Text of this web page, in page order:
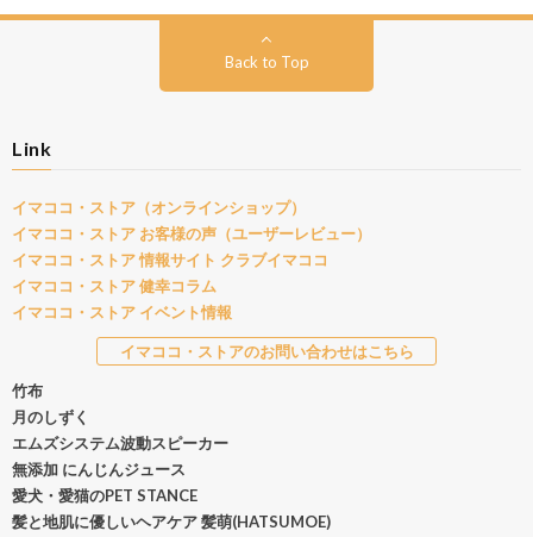
Back to Top
Link
イマココ・ストア（オンラインショップ）
イマココ・ストア お客様の声（ユーザーレビュー）
イマココ・ストア 情報サイト クラブイマココ
イマココ・ストア 健幸コラム
イマココ・ストア イベント情報
イマココ・ストアのお問い合わせはこちら
竹布
月のしずく
エムズシステム波動スピーカー
無添加 にんじんジュース
愛犬・愛猫のPET STANCE
髪と地肌に優しいヘアケア 髪萌(HATSUMOE)